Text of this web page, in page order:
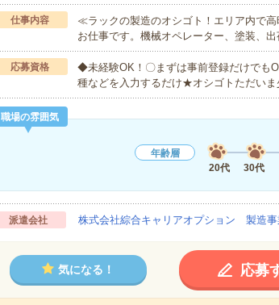
仕事内容
≪ラックの製造のオシゴト！エリア内で
お仕事です。機械オペレーター、塗装、
応募資格
◆未経験OK！〇まずは事前登録だけでも
種などを入力するだけ★オシゴトただい
職場の雰囲気
年齢層
20代
30代
派遣会社 株式会社綜合キャリアオプション 製造事
気になる！ 応募